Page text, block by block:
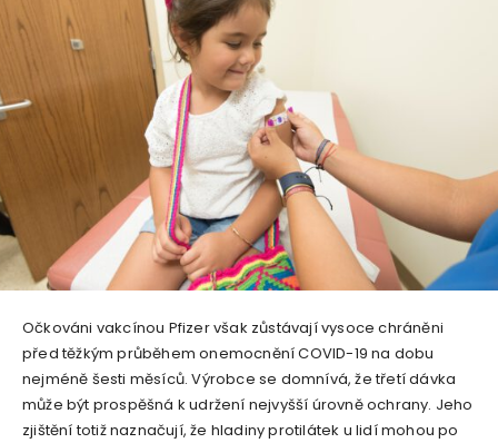
Očkováni vakcínou Pfizer však zůstávají vysoce chráněni
před těžkým průběhem onemocnění COVID-19 na dobu
nejméně šesti měsíců. Výrobce se domnívá, že třetí dávka
může být prospěšná k udržení nejvyšší úrovně ochrany. Jeho
zjištění totiž naznačují, že hladiny protilátek u lidí mohou po